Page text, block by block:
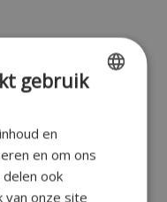
GERMAN
gebruik
en
en om ons
ook
van onze site